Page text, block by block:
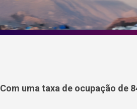
Com uma taxa de ocupação de